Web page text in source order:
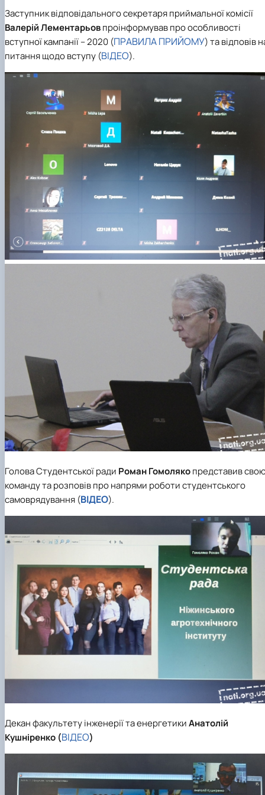
Заступник відповідального секретаря приймальної комісії
Валерій Лементарьовпроінформував про особливості
вступної кампанії – 2020 (ПРАВИЛА ПРИЙОМУ) та відповів
питання щодо вступу (ВІДЕО).
Голова Студентської ради Роман Гомолякопредставив
команду та розповів про напрями роботи студентського
самоврядування (ВІДЕО).
Декан факультету інженерії та енергетикиАнатолій
Кушніренко (ВІДЕО)